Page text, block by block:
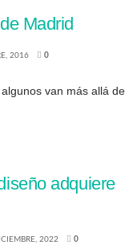
Madrid
2016 0
van más allá de
adquiere
2022 0